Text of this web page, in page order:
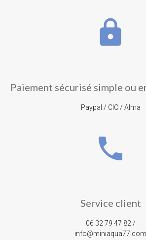
lock
Paiement sécurisé simple ou
Paypal / CIC / Alma
phone
Service client
06 32 79 47 82 /
info@miniaqua77.com